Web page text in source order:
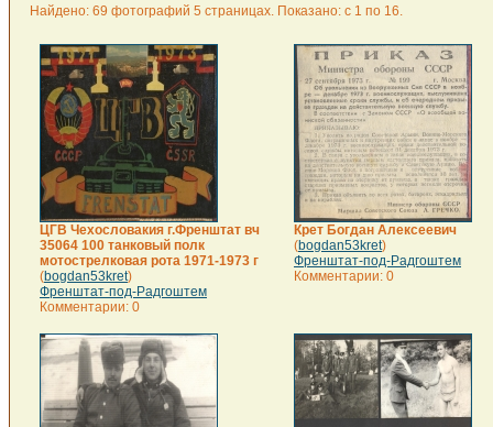
Найдено: 69 фотографий 5 страницах. Показано: с 1 по 16.
ЦГВ Чехословакия г.Френштат вч
35064 100 танковый полк
мотострелковая рота 1971-1973 г
(bogdan53kret)
Френштат-под-Радгоштем
Комментарии: 0
Крет Богдан Алексеевич
(bogdan53kret)
Френштат-под-Радгоштем
Комментарии: 0